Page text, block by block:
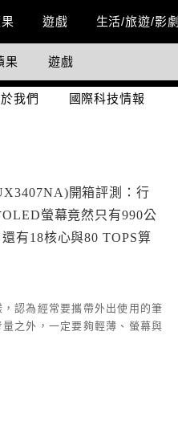
遊戲 生活/旅遊/影劇
果 遊戲
我們 國際科技情報
開箱評測：行
螢幕竟然只有990公
有18核心與80 TOPS算
認為經常要攜帶外出使用的筆
之外，一定要夠輕薄、螢幕與